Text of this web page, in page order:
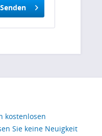
Senden
kostenlosen
Sie keine Neuigkeit